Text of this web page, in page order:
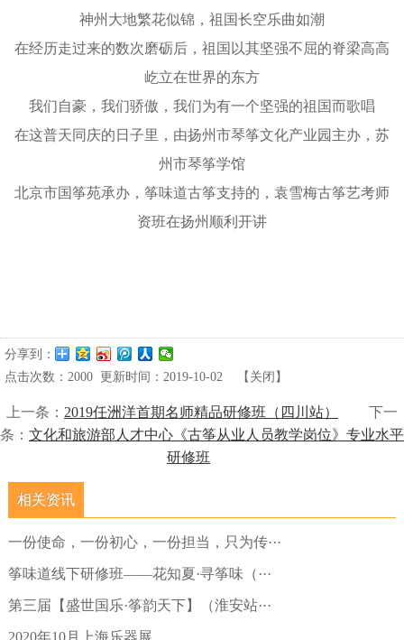
神州大地繁花似锦，祖国长空乐曲如潮
在经历走过来的数次磨砺后，祖国以其坚强不屈的脊梁高高
屹立在世界的东方
我们自豪，我们骄傲，我们为有一个坚强的祖国而歌唱
在这普天同庆的日子里，由扬州市琴筝文化产业园主办，苏
州市琴筝学馆
北京市国筝苑承办， 筝味道古筝支持的，袁雪梅古筝艺考师
资班在扬州顺利开讲
分享到：
点击次数： 2000 更新时间：2019-10-02 【 关闭 】
上一条： 2019任洲洋首期名师精品研修班（四川站）
下一
条： 文化和旅游部人才中心《古筝从业人员教学岗位》专业水平
研修班
相关资讯
一份使命，一份初心，一份担当，只为传···
筝味道线下研修班——花知夏·寻筝味（···
第三届【盛世国乐·筝韵天下】（淮安站···